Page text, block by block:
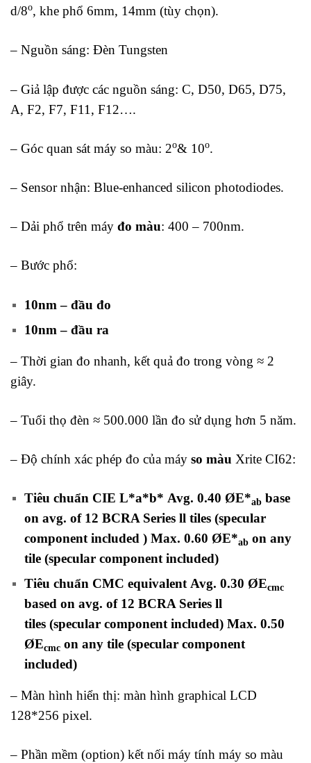
d/8o, khe phổ 6mm, 14mm (tùy chọn).
– Nguồn sáng: Đèn Tungsten
– Giả lập được các nguồn sáng: C, D50, D65, D75,
A, F2, F7, F11, F12….
– Góc quan sát máy so màu: 2o& 10o.
– Sensor nhận: Blue-enhanced silicon photodiodes.
– Dải phổ trên máy đo màu: 400 – 700nm.
– Bước phổ:
10nm – đầu đo
10nm – đầu ra
– Thời gian đo nhanh, kết quả đo trong vòng ≈ 2
giây.
– Tuổi thọ đèn ≈ 500.000 lần đo sử dụng hơn 5 năm.
– Độ chính xác phép đo của máy so màu Xrite CI62:
Tiêu chuẩn CIE L*a*b* Avg. 0.40 ØE*ab base
on avg. of 12 BCRA Series ll tiles (specular
component included ) Max. 0.60 ØE*ab on any
tile (specular component included)
Tiêu chuẩn CMC equivalent Avg. 0.30 ØEcmc
based on avg. of 12 BCRA Series ll
tiles (specular component included) Max. 0.50
ØEcmc on any tile (specular component
included)
– Màn hình hiển thị: màn hình graphical LCD
128*256 pixel.
– Phần mềm (option) kết nối máy tính máy so màu